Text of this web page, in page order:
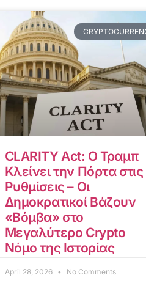
CLARITY Act: Ο Τραμπ
Κλείνει την Πόρτα στις
Ρυθμίσεις – Οι
Δημοκρατικοί Βάζουν
«Βόμβα» στο
Μεγαλύτερο Crypto
Νόμο της Ιστορίας
April 28, 2026 No Comments